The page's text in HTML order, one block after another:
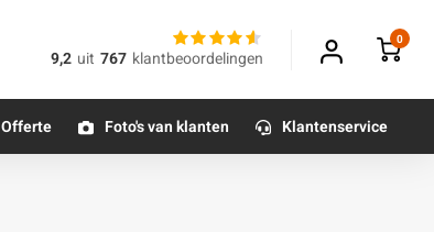
9,2 uit 767 klantbeoordelingen
0
Offerte Foto's van klanten Klantenservice